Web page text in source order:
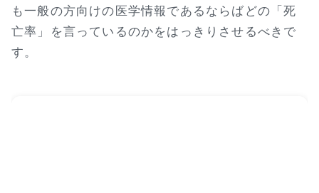
も一般の方向けの医学情報であるならばどの「死
亡率」を言っているのかをはっきりさせるべきで
す。